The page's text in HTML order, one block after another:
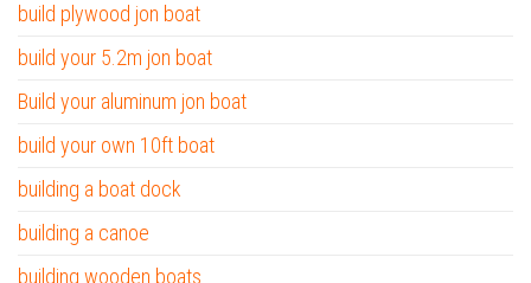
build plywood jon boat
build your 5.2m jon boat
Build your aluminum jon boat
build your own 10ft boat
building a boat dock
building a canoe
building wooden boats